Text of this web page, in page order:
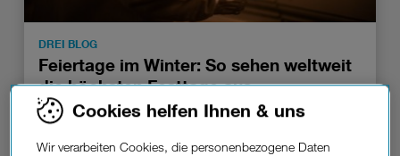
DREI BLOG
Feiertage im Winter: So sehen weltweit
die höchsten Festtage aus.
Cookies helfen Ihnen & uns
Wir verarbeiten Cookies, die personenbezogene Daten